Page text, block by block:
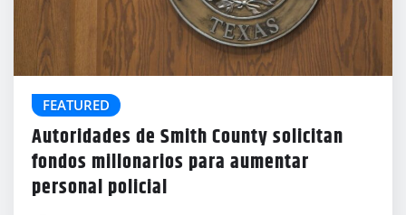
FEATURED
Autoridades de Smith County solicitan
fondos millonarios para aumentar
personal policial